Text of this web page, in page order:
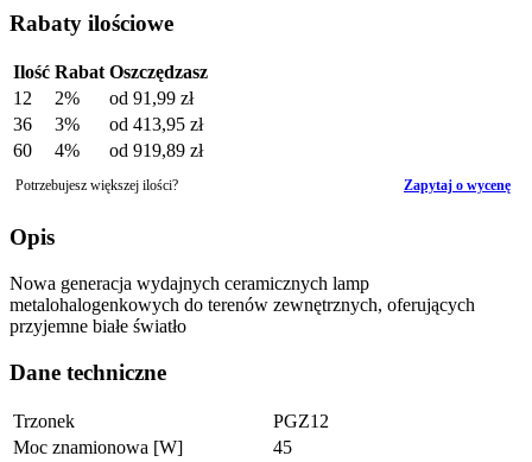
Rabaty ilościowe
Ilość Rabat Oszczędzasz
12
2% od 91,99 zł
36
3% od 413,95 zł
60
4% od 919,89 zł
Potrzebujesz większej ilości? Zapytaj o wycenę
Opis
Nowa generacja wydajnych ceramicznych lamp
metalohalogenkowych do terenów zewnętrznych, oferujących
przyjemne białe światło
Dane techniczne
Trzonek
PGZ12
Moc znamionowa [W]
45